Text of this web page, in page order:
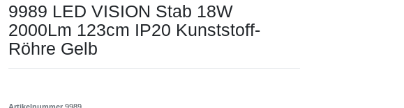
9989 LED VISION Stab 18W
2000Lm 123cm IP20 Kunststoff-
Röhre Gelb